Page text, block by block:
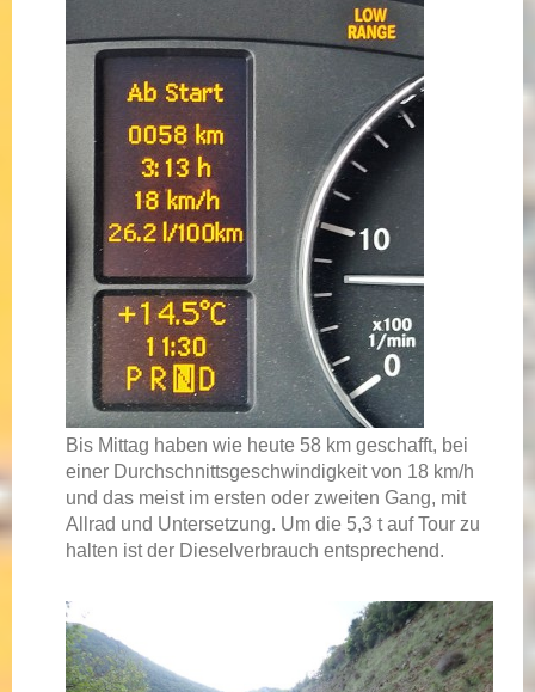
Bis Mittag haben wie heute 58 km geschafft, bei
einer Durchschnittsgeschwindigkeit von 18 km/h
und das meist im ersten oder zweiten Gang, mit
Allrad und Untersetzung. Um die 5,3 t auf Tour zu
halten ist der Dieselverbrauch entsprechend.